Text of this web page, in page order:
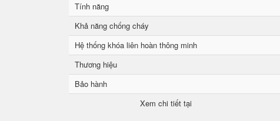
Tính năng
Khả năng chống cháy
Hệ thống khóa liên hoàn thông minh
Thương hiệu
Bảo hành
Xem chi tiết tại